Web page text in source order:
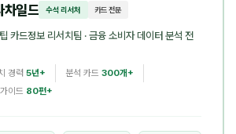
차일드 수석 리서처 카드 전문
카드정보 리서치팀 · 금융 소비자 데이터 분석 전
경력 5년+ 분석 카드 300개+
이드 80편+